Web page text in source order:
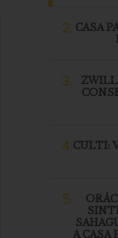
2. CASA
3.
4.CULTI:
5.
A CASA